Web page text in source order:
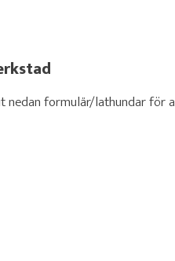
formulär/lathundar för